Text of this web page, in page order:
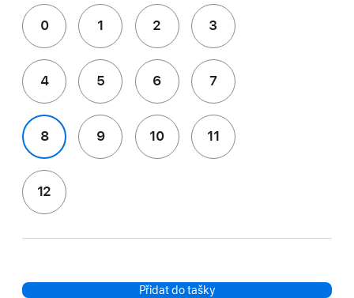
0 1 2 3
4 5 6 7
8 9 10 11
12
Přidat do tašky